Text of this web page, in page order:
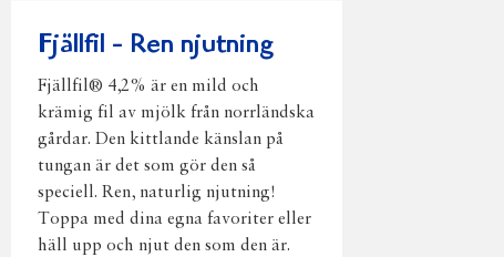
Fjällfil - Ren njutning
Fjällfil® 4,2% är en mild och
krämig fil av mjölk från norrländska
gårdar. Den kittlande känslan på
tungan är det som gör den så
speciell. Ren, naturlig njutning!
Toppa med dina egna favoriter eller
häll upp och njut den som den är.